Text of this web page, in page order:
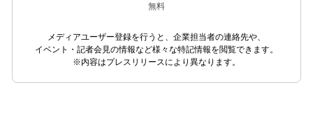
無料
メディアユーザー登録を行うと、企業担当者の連絡先や、
イベント・記者会見の情報など様々な特記情報を閲覧できます。
※内容はプレスリリースにより異なります。